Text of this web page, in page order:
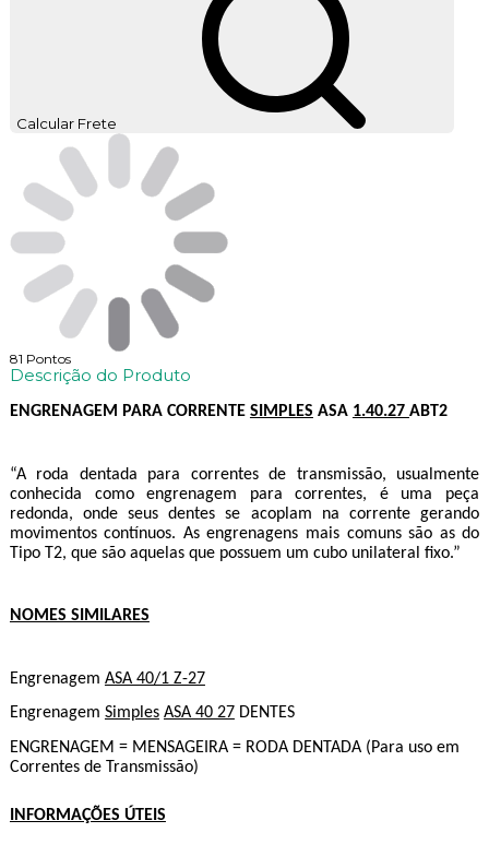
Calcular Frete
81 Pontos
Descrição do Produto
ENGRENAGEM PARA CORRENTE SIMPLES ASA 1.40.27 ABT2
“A roda dentada para correntes de transmissão, usualmente
conhecida como engrenagem para correntes, é uma peça
redonda, onde seus dentes se acoplam na corrente gerando
movimentos contínuos. As engrenagens mais comuns são as do
Tipo T2, que são aquelas que possuem um cubo unilateral fixo.”
NOMES SIMILARES
Engrenagem ASA 40/1 Z-27
Engrenagem Simples ASA 40 27DENTES
ENGRENAGEM = MENSAGEIRA = RODA DENTADA (Para uso em
Correntes de Transmissão)
INFORMAÇÕES ÚTEIS